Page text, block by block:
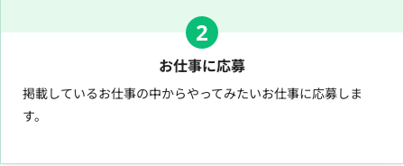
2
お仕事に応募
掲載しているお仕事の中からやってみたいお仕事に応募しま
す。